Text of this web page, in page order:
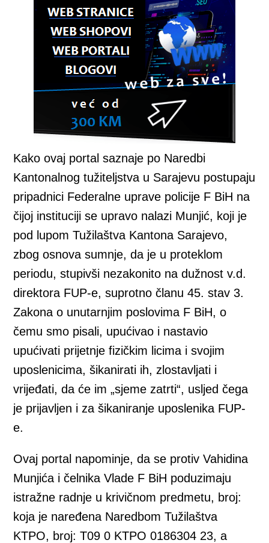
Kako ovaj portal saznaje po Naredbi
Kantonalnog tužiteljstva u Sarajevu postupaju
pripadnici Federalne uprave policije F BiH na
čijoj instituciji se upravo nalazi Munjić, koji je
pod lupom Tužilaštva Kantona Sarajevo,
zbog osnova sumnje, da je u proteklom
periodu, stupivši nezakonito na dužnost v.d.
direktora FUP-e, suprotno članu 45. stav 3.
Zakona o unutarnjim poslovima F BiH, o
čemu smo pisali, upućivao i nastavio
upućivati prijetnje fizičkim licima i svojim
uposlenicima, šikanirati ih, zlostavljati i
vrijeđati, da će im „sjeme zatrti“, usljed čega
je prijavljen i za šikaniranje uposlenika FUP-
e.
Ovaj portal napominje, da se protiv Vahidina
Munjića i čelnika Vlade F BiH poduzimaju
istražne radnje u krivičnom predmetu, broj:
koja je naređena Naredbom Tužilaštva
KTPO, broj: T09 0 KTPO 0186304 23, a